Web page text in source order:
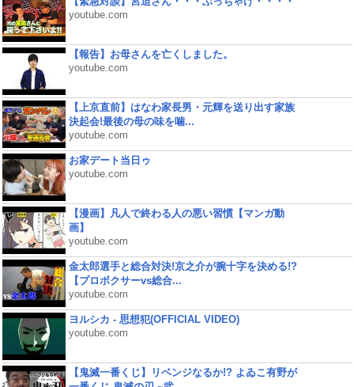
youtube.com
【報告】お母さんを亡くしました。
youtube.com
【上京直前】はなわ家長男・元輝を送り出す家族
決起会!最後の母の味を噛...
youtube.com
お家デート当日ゥ
youtube.com
【漫画】凡人で終わる人の悪い習慣【マンガ動
画】
youtube.com
金太郎選手と総合対決!京之介が腕十字を決める!?
【プロボクサーvs総合...
youtube.com
ヨルシカ - 思想犯(OFFICIAL VIDEO)
youtube.com
【鬼滅一番くじ】リベンジなるか!? よゐこ有野が